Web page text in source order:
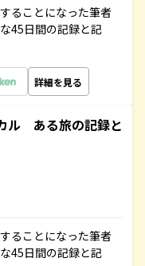
ることになった筆者
45日間の記録と記
詳細を見る
ル ある旅の記録と
ることになった筆者
45日間の記録と記